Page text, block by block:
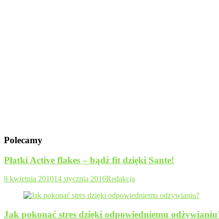
Polecamy
Płatki Active flakes – bądź fit dzięki Sante!
8 kwietnia 201014 stycznia 2016Redakcja
Jak pokonać stres dzięki odpowiedniemu